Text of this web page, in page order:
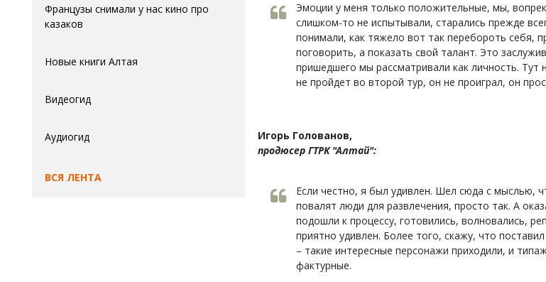
Французы снимали у нас кино про
казаков
Новые книги Алтая
Видеогид
Аудиогид
ВСЯ ЛЕНТА
Эмоции у меня только положительные, мы,
слишком-то не испытывали, старались прежде
понимали, как тяжело вот так перебороть себя,
поговорить, а показать свой талант. Это
пришедшего мы рассматривали как личность. Тут
не пройдет во второй тур, он не проиграл, он
Игорь Голованов,
продюсер ГТРК "Алтай":
Если честно, я был удивлен. Шел сюда с мыслью,
повалят люди для развлечения, просто так. А
подошли к процессу, готовились, волновались,
приятно удивлен. Более того, скажу, что
– такие интересные персонажи приходили, и
фактурные.